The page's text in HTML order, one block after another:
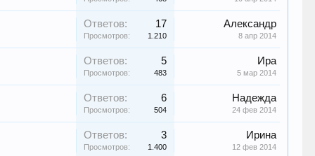
Ответов: 17
Просмотров: 1.210
Александр
8 апр 2014
Ответов: 5
Просмотров: 483
Ира
5 мар 2014
Ответов: 6
Просмотров: 504
Надежда
24 фев 2014
Ответов: 3
Просмотров: 1.400
Ирина
12 фев 2014